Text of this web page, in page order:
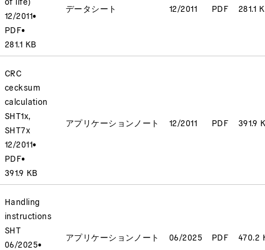
12/2011•
PDF•
281.1 KB
データシート 12/2011 PDF 281.1
CRC
cecksum
calculation
SHT1x,
SHT7x
12/2011•
PDF•
391.9 KB
アプリケーションノート 12/2011 PDF 391.9
Handling
instructions
SHT
06/2025•
アプリケーションノート 06/2025 PDF 470.2